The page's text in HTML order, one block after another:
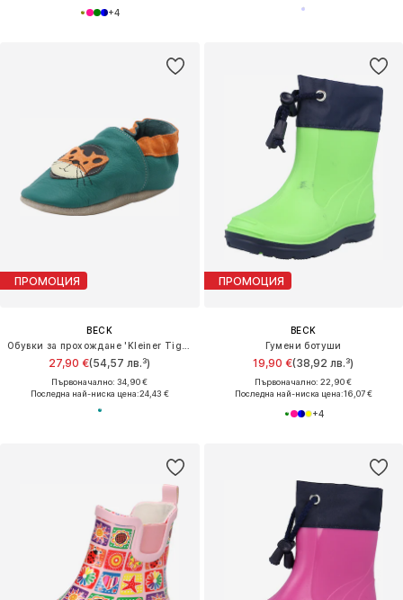
+4
ПРОМОЦИЯ
BECK
27,90 €(54,57 лв.³)
Първоначално: 34,90 €
Последна най-ниска цена:24,43 €
ПРОМОЦИЯ
BECK
Гумени ботуши
19,90 €(38,92 лв.³)
Първоначално: 22,90 €
Последна най-ниска цена:16,07 €
+4